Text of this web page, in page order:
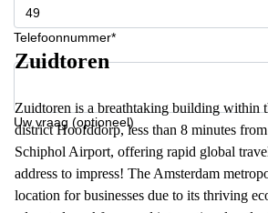
Telefoonnummer*
Uw vraag (optioneel)
Zuidtoren
Zuidtoren is a breathtaking building within
district Hoofddorp, less than 8 minutes
Schiphol Airport, offering rapid global
address to impress! The Amsterdam
location for businesses due to its thriving